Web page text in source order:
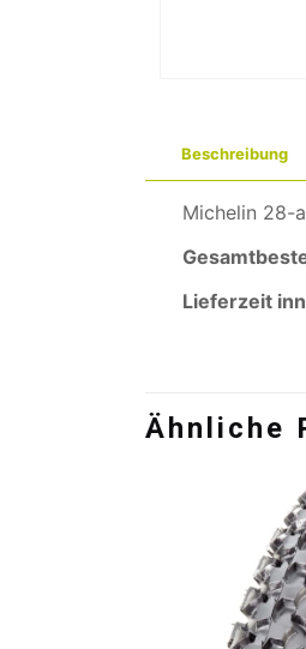
Beschreibung
Michelin 28-
Lieferzeit
Ähnliche